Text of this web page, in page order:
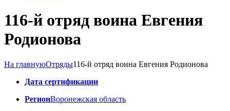
116-й отряд воина Евгения
Родионова
На главнуюОтряды116-й отряд воина Евгения Родионова
Дата сертификации
РегионВоронежская область